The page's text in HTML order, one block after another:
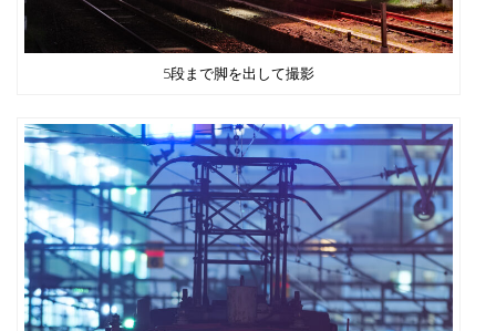
5段まで脚を出して撮影